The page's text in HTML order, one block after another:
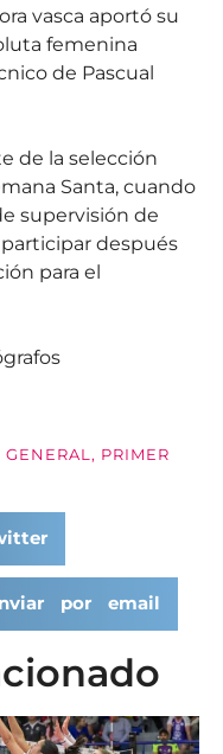
vasca aportó su
femenina
de Pascual
de la selección
Santa, cuando
supervisión de
después
para el
GENERAL , PRIMER
por email